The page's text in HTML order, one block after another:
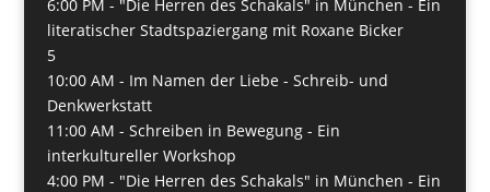
6:00 PM - "Die Herren des Schakals" in München - Ein
literatischer Stadtspaziergang mit Roxane Bicker
5
10:00 AM - Im Namen der Liebe - Schreib- und
Denkwerkstatt
11:00 AM - Schreiben in Bewegung - Ein
interkultureller Workshop
4:00 PM - "Die Herren des Schakals" in München - Ein